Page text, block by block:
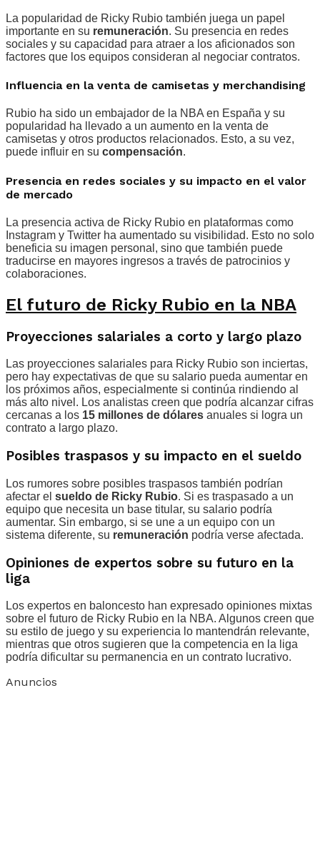
La popularidad de Ricky Rubio también juega un papel
importante en su remuneración. Su presencia en redes
sociales y su capacidad para atraer a los aficionados son
factores que los equipos consideran al negociar contratos.
Influencia en la venta de camisetas y merchandising
Rubio ha sido un embajador de la NBA en España y su
popularidad ha llevado a un aumento en la venta de
camisetas y otros productos relacionados. Esto, a su vez,
puede influir en su compensación.
Presencia en redes sociales y su impacto en el valor
de mercado
La presencia activa de Ricky Rubio en plataformas como
Instagram y Twitter ha aumentado su visibilidad. Esto no solo
beneficia su imagen personal, sino que también puede
traducirse en mayores ingresos a través de patrocinios y
colaboraciones.
El futuro de Ricky Rubio en la NBA
Proyecciones salariales a corto y largo plazo
Las proyecciones salariales para Ricky Rubio son inciertas,
pero hay expectativas de que su salario pueda aumentar en
los próximos años, especialmente si continúa rindiendo al
más alto nivel. Los analistas creen que podría alcanzar cifras
cercanas a los 15 millones de dólares anuales si logra un
contrato a largo plazo.
Posibles traspasos y su impacto en el sueldo
Los rumores sobre posibles traspasos también podrían
afectar el sueldo de Ricky Rubio. Si es traspasado a un
equipo que necesita un base titular, su salario podría
aumentar. Sin embargo, si se une a un equipo con un
sistema diferente, su remuneración podría verse afectada.
Opiniones de expertos sobre su futuro en la
liga
Los expertos en baloncesto han expresado opiniones mixtas
sobre el futuro de Ricky Rubio en la NBA. Algunos creen que
su estilo de juego y su experiencia lo mantendrán relevante,
mientras que otros sugieren que la competencia en la liga
podría dificultar su permanencia en un contrato lucrativo.
Anuncios